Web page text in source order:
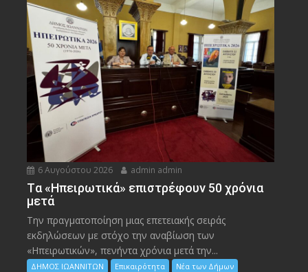
6 Αυγούστου 2026 admin admin
Tα «Ηπειρωτικά» επιστρέφουν 50 χρόνια
μετά
Την πραγματοποίηση μιας επετειακής σειράς
εκδηλώσεων με στόχο την αναβίωση των
«Ηπειρωτικών», πενήντα χρόνια μετά την...
ΔΗΜΟΣ ΙΩΑΝΝΙΤΩΝ Επικαιρότητα
Νέα των Δήμων